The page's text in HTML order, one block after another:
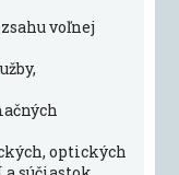
voľnej
optických